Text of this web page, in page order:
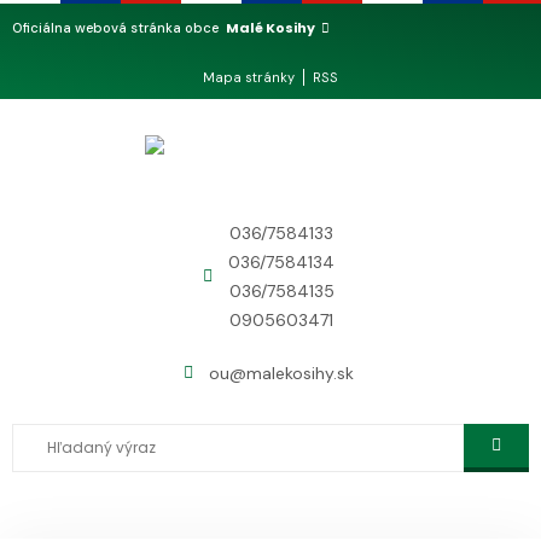
Oficiálna webová stránka obce Malé Kosihy
Mapa stránky RSS
036/7584133
036/7584134
036/7584135
0905603471
ou@malekosihy.sk